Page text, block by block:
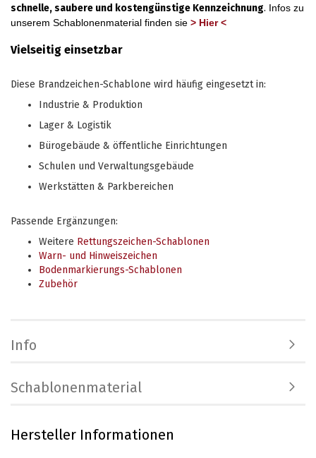
schnelle, saubere und kostengünstige Kennzeichnung. Infos zu
unserem Schablonenmaterial finden sie > Hier <
Vielseitig einsetzbar
Diese Brandzeichen-Schablone wird häufig eingesetzt in:
Industrie & Produktion
Lager & Logistik
Bürogebäude & öffentliche Einrichtungen
Schulen und Verwaltungsgebäude
Werkstätten & Parkbereichen
Passende Ergänzungen:
Weitere Rettungszeichen-Schablonen
Warn- und Hinweiszeichen
Bodenmarkierungs-Schablonen
Zubehör
Info
Schablonenmaterial
Hersteller Informationen